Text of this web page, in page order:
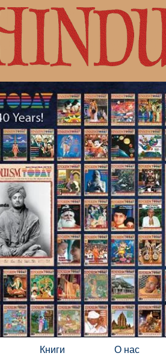
Жизнь с Шивой.
Современная
Книги О нас